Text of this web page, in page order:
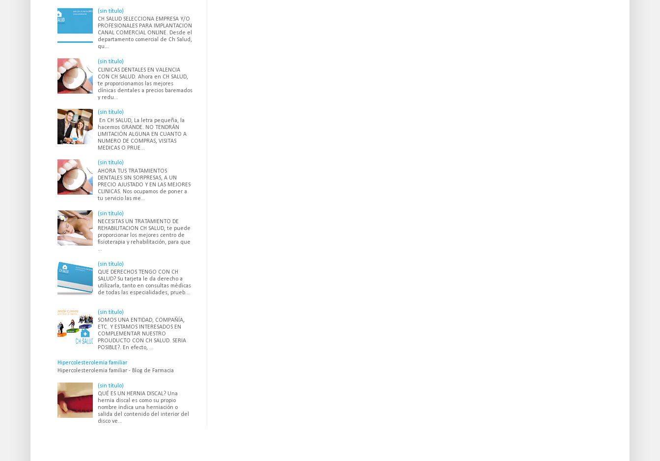
(sin título)
CH SALUD SELECCIONA EMPRESA Y/O
PROFESIONALES PARA IMPLANTACION
CANAL COMERCIAL ONLINE. Desde el
departamento comercial de Ch Salud,
qu...
(sin título)
CLINICAS DENTALES EN VALENCIA
CON CH SALUD. Ahora en CH SALUD,
te proporcionamos las mejores
clínicas dentales a precios baremados
y redu...
(sin título)
En CH SALUD, La letra pequeña, la
hacemos GRANDE. NO TENDRÁN
LIMITACIÓN ALGUNA EN CUANTO A
NUMERO DE COMPRAS, VISITAS
MEDICAS O PRUE...
(sin título)
AHORA TUS TRATAMIENTOS
DENTALES SIN SORPRESAS, A UN
PRECIO AJUSTADO Y EN LAS MEJORES
CLINICAS. Nos ocupamos de poner a
tu servicio las me...
(sin título)
NECESITAS UN TRATAMIENTO DE
REHABILITACION CH SALUD, te puede
proporcionar los mejores centro de
fisioterapia y rehabilitación, para que
...
(sin título)
QUE DERECHOS TENGO CON CH
SALUD? Su tarjeta le da derecho a
utilizarla, tanto en consultas médicas
de todas las especialidades, prueb...
(sin título)
SOMOS UNA ENTIDAD, COMPAÑÍA,
ETC. Y ESTAMOS INTERESADOS EN
COMPLEMENTAR NUESTRO
PROUDUCTO CON CH SALUD. SERIA
POSIBLE?. En efecto, ...
Hipercolesterolemia familiar
Hipercolesterolemia familiar - Blog de Farmacia
(sin título)
QUÉ ES UN HERNIA DISCAL? Una
hernia discal es como su propio
nombre indica una herniación o
salida del contenido del interior del
disco ve...